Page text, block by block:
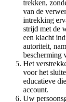
trekken,
van de
intrekking
strijd met de
een klacht
autoriteit,
bescherming
Het
voor het
educatieve
account.
Uw